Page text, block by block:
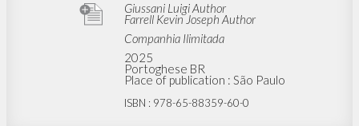
Giussani Luigi Author
Farrell Kevin Joseph Author
Companhia Ilimitada
2025
Portoghese BR
Place of publication : São Paulo
ISBN : 978-65-88359-60-0